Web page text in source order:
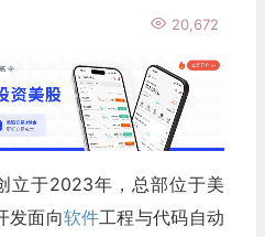
20,672
立于2023年，总部位于美
发面向软件工程与代码自动